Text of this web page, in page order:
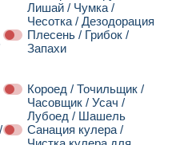
Лишай / Чумка /
Чесотка / Дезодорация
Плесень / Грибок /
Запахи
Короед / Точильщик /
Часовщик / Усач /
Лубоед / Шашель
Санация кулера /